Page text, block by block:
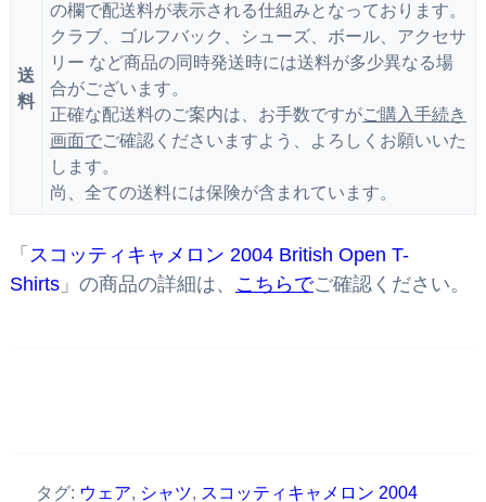
送
料
の欄で配送料が表示される仕組みとなっております。
クラブ、ゴルフバック、シューズ、ボール、アクセサ
リー など商品の同時発送時には送料が多少異なる場
合がございます。
正確な配送料のご案内は、お手数ですがご購入手続き
画面でご確認くださいますよう、よろしくお願いいた
します。
尚、全ての送料には保険が含まれています。
「 スコッティキャメロン 2004 British Open T-
Shirts」の商品の詳細は、 こちらでご確認ください。
タグ: ウェア, シャツ, スコッティキャメロン 2004